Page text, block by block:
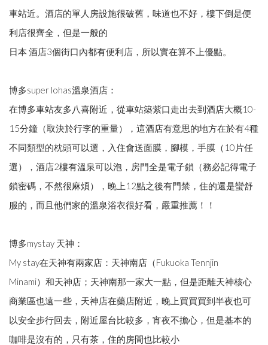
車站近。酒店的單人房設施很破舊，味道也不好，樓下倒是便
利店很齊全，但是一般的
日本 酒店3個街口內都有便利店，所以實在算不上優點。
博多super lohas溫泉酒店：
在博多車站友多八喜附近，從車站築紫口走出去到酒店大概10-
15分鐘（取決於行李的重量），這酒店有意思的地方在於有4種
不同類型的枕頭可以選，入住會送面膜，腳模，手膜（10片任
選），酒店2樓有溫泉可以泡，房門全是電子鎖（務必記得電子
鎖密碼，不然很麻煩），晚上12點之後有門禁，住的還是蠻舒
服的，而且他們家的溫泉浴衣很好看，嚴重推薦！！
博多mystay 天神：
My stay在天神有兩家店：天神南店（Fukuoka Tennjin
Minami）和天神店；天神南那一家大一點，但是距離天神核心
商業區也遠一些，天神店在藥店附近，晚上買買買到半夜也可
以安全步行回去，附近屋台比較多，宵夜不擔心，但是基本的
咖啡是沒有的，只有茶，住的房間也比較小